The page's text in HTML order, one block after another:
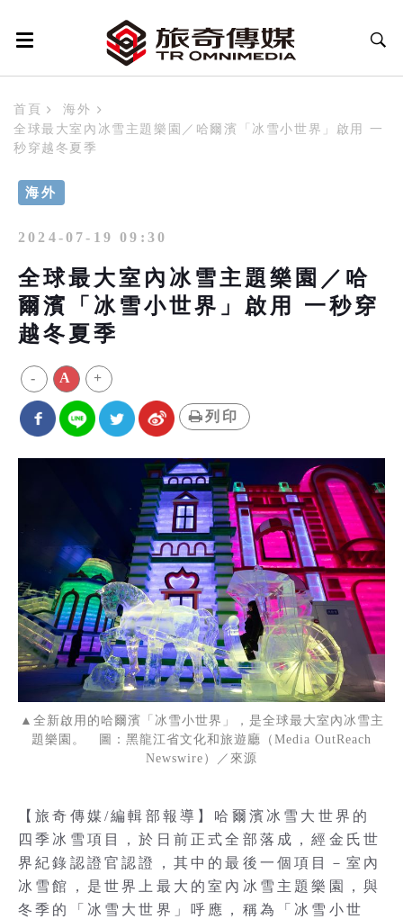
首頁
海外
全球最大室內冰雪主題樂園／哈爾濱「冰雪小世界」啟用 一
秒穿越冬夏季
海外
2024-07-19 09:30
全球最大室內冰雪主題樂園／哈
爾濱「冰雪小世界」啟用 一秒穿
越冬夏季
- A +
列印
▲全新啟用的哈爾濱「冰雪小世界」，是全球最大室內冰雪主
題樂園。 圖：黑龍江省文化和旅遊廳（Media OutReach
Newswire）／來源
【旅奇傳媒/編輯部報導】哈爾濱冰雪大世界的
四季冰雪項目，於日前正式全部落成，經金氏世
界紀錄認證官認證，其中的最後一個項目－室內
冰雪館，是世界上最大的室內冰雪主題樂園，與
冬季的「冰雪大世界」呼應，稱為「冰雪小世